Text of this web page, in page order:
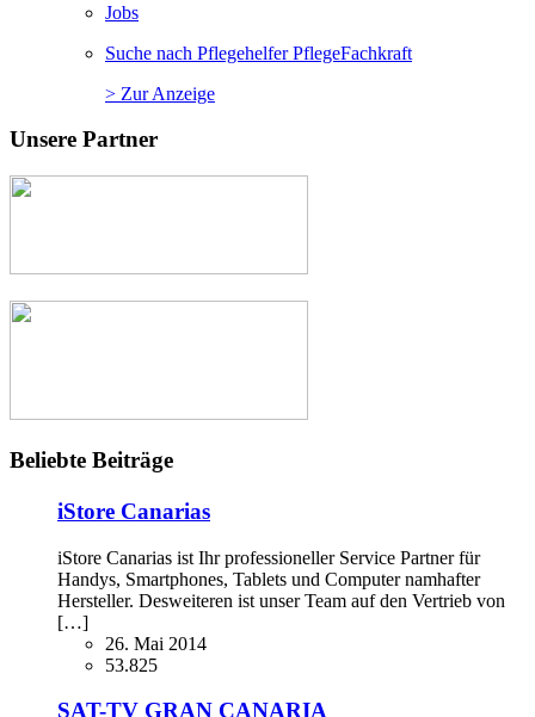
Jobs
Suche nach Pflegehelfer PflegeFachkraft
> Zur Anzeige
Unsere Partner
Beliebte Beiträge
iStore Canarias
iStore Canarias ist Ihr professioneller Service Partner für
Handys, Smartphones, Tablets und Computer namhafter
Hersteller. Desweiteren ist unser Team auf den Vertrieb von
[…]
26. Mai 2014
53.825
SAT-TV GRAN CANARIA